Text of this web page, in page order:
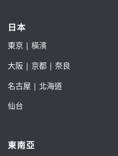
日本
東京 | 橫濱
大阪 | 京都| 奈良
名古屋 | 北海道
仙台
東南亞